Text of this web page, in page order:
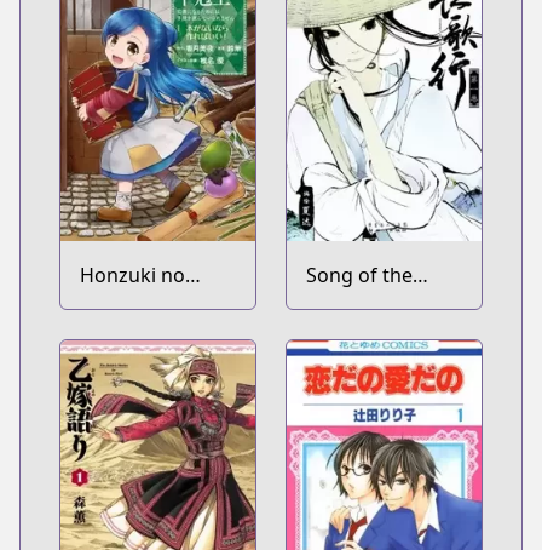
Honzuki no
Gekokujou:
Shisho ni Naru
Tame ni wa
Shudan wo
Erandeiraremasen
Dai 1-bu - Hon
ga Nai nara
Tsukureba Ii!
Song of the
Long March